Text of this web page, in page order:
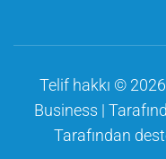
Telif hakkı © 2026
Business |
Tarafından